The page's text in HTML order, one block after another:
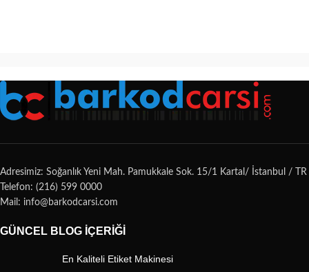
Adresimiz: Soğanlık Yeni Mah. Pamukkale Sok. 15/1 Kartal/ İstanbul / TR
Telefon: (216) 599 0000
Mail: info@barkodcarsi.com
GÜNCEL BLOG İÇERIĞI
En Kaliteli Etiket Makinesi